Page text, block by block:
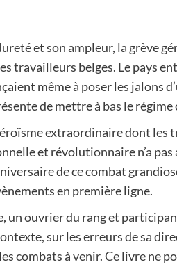
et son ampleur, la grève
travailleurs belges. Le pays
même à poser les jalons
de mettre à bas le
extraordinaire dont
et révolutionnaire n’a
de ce combat
en première ligne.
un ouvrier du rang et
sur les erreurs de sa
combats à venir. Ce livre ne